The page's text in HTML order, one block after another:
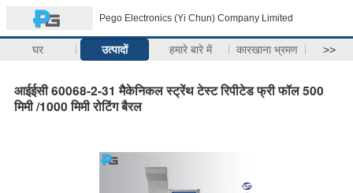
Pego Electronics (Yi Chun) Company Limited
घर उत्पादों हमारे बारे में कारखाना भ्रमण >>
आईईसी 60068-2-31 मैकेनिकल स्ट्रेंथ टेस्ट रिपीटेड फ्री फॉल 500
मिमी /1000 मिमी रोटिंग बैरल